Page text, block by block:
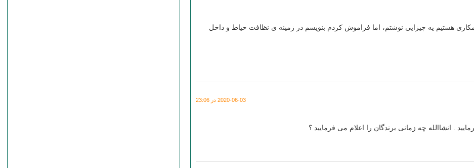
هستیم یه چیزایی نوشتم، اما فراموش کردم بنویسم در زمینه ی نظافت حیاط و داخل
2020-06-03 در 23:06
. انشاالله چه زمانی برندگان را اعلام می فرمایید ؟